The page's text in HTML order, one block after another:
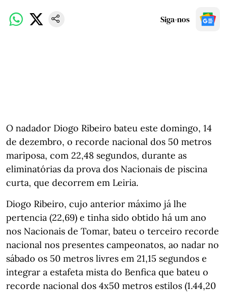
Siga-nos
O nadador Diogo Ribeiro bateu este domingo, 14
de dezembro, o recorde nacional dos 50 metros
mariposa, com 22,48 segundos, durante as
eliminatórias da prova dos Nacionais de piscina
curta, que decorrem em Leiria.
Diogo Ribeiro, cujo anterior máximo já lhe
pertencia (22,69) e tinha sido obtido há um ano
nos Nacionais de Tomar, bateu o terceiro recorde
nacional nos presentes campeonatos, ao nadar no
sábado os 50 metros livres em 21,15 segundos e
integrar a estafeta mista do Benfica que bateu o
recorde nacional dos 4x50 metros estilos (1.44,20